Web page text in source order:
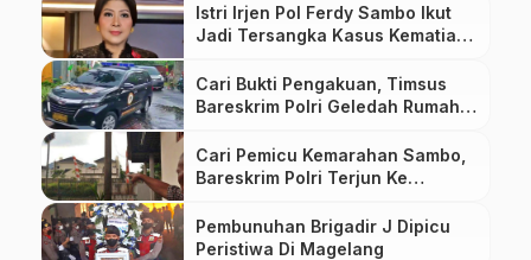
Istri Irjen Pol Ferdy Sambo Ikut
Jadi Tersangka Kasus Kematian
Cari Bukti Pengakuan, Timsus
Bareskrim Polri Geledah Rumah
Cari Pemicu Kemarahan Sambo,
Bareskrim Polri Terjun Ke
Pembunuhan Brigadir J Dipicu
Peristiwa Di Magelang